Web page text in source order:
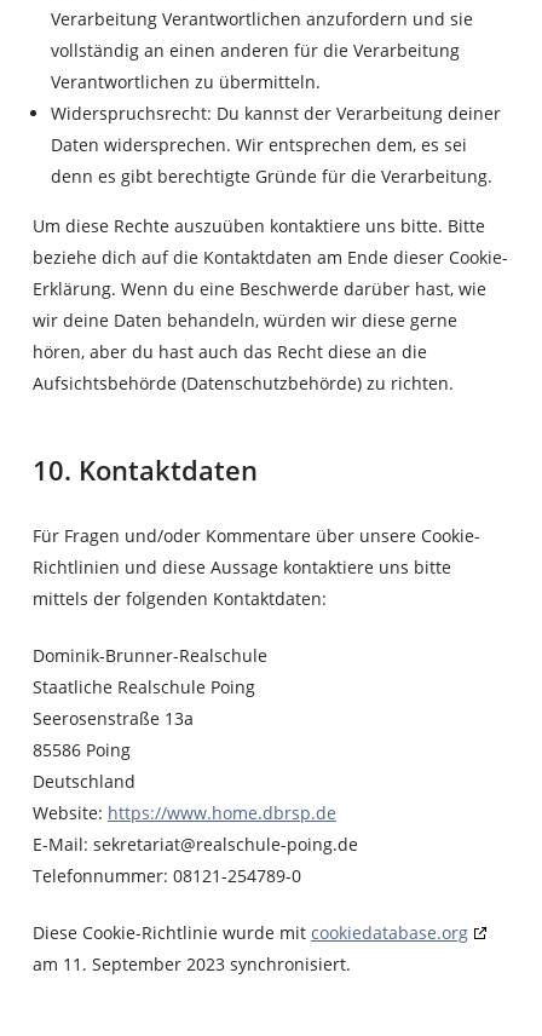
Verarbeitung Verantwortlichen anzufordern und sie
vollständig an einen anderen für die Verarbeitung
Verantwortlichen zu übermitteln.
Widerspruchsrecht: Du kannst der Verarbeitung deiner
Daten widersprechen. Wir entsprechen dem, es sei
denn es gibt berechtigte Gründe für die Verarbeitung.
Um diese Rechte auszuüben kontaktiere uns bitte. Bitte
beziehe dich auf die Kontaktdaten am Ende dieser Cookie-
Erklärung. Wenn du eine Beschwerde darüber hast, wie
wir deine Daten behandeln, würden wir diese gerne
hören, aber du hast auch das Recht diese an die
Aufsichtsbehörde (Datenschutzbehörde) zu richten.
10. Kontaktdaten
Für Fragen und/oder Kommentare über unsere Cookie-
Richtlinien und diese Aussage kontaktiere uns bitte
mittels der folgenden Kontaktdaten:
Dominik-Brunner-Realschule
Staatliche Realschule Poing
Seerosenstraße 13a
85586 Poing
Deutschland
Website: https://www.home.dbrsp.de
E-Mail: sekretariat@realschule-poing.de
Telefonnummer: 08121-254789-0
Diese Cookie-Richtlinie wurde mit cookiedatabase.org
am 11. September 2023 synchronisiert.